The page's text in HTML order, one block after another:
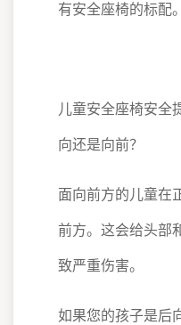
有安全座椅的标配。
儿童安全座椅安全
向还是向前？
面向前方的儿童在
前方。这会给头部
致严重伤害。
如果您的孩子是后